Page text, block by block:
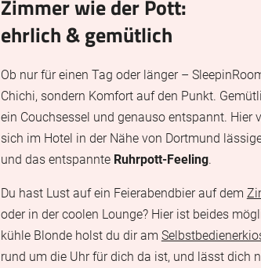
Zimmer wie der Pott:
ehrlich & gemütlich
Ob nur für einen Tag oder länger –
Chichi, sondern Komfort auf den Punkt.
ein Couchsessel und genauso entspannt. Hier
sich im Hotel in der Nähe von Dortmund
und das entspannte Ruhrpott-Feeling.
Du hast Lust auf ein Feierabendbier auf dem
oder in der coolen Lounge? Hier ist beides
kühle Blonde holst du dir am
rund um die Uhr für dich da ist, und lässt dich